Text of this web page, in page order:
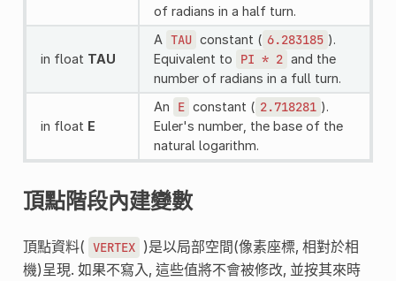
of radians in a half turn.
in float TAU
A TAU constant ( 6.283185 ).
Equivalent to
PI * 2 and the
number of radians in a full turn.
in float E
An E constant ( 2.718281 ).
Euler's number, the base of the
natural logarithm.
頂點階段內建變數
頂點資料( VERTEX )是以局部空間(像素座標, 相對於相
機)呈現. 如果不寫入, 這些值將不會被修改, 並按其來時